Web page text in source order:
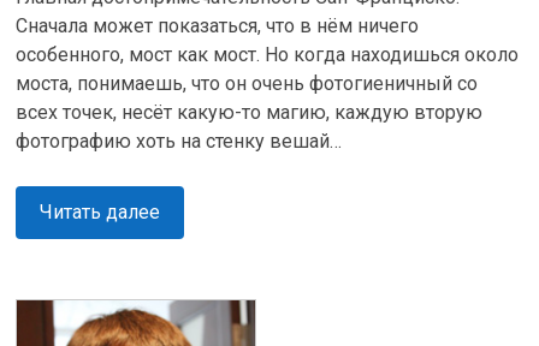
Сначала может показаться, что в нём ничего
особенного, мост как мост. Но когда находишься около
моста, понимаешь, что он очень фотогиеничный со
всех точек, несёт какую-то магию, каждую вторую
фотографию хоть на стенку вешай…
Читать далее